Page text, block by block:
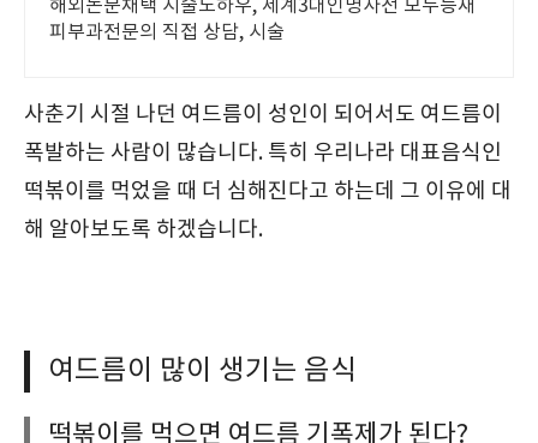
해외논문채택 시술노하우, 세계3대인명사전 모두등재
피부과전문의 직접 상담, 시술
사춘기 시절 나던 여드름이 성인이 되어서도 여드름이
폭발하는 사람이 많습니다. 특히 우리나라 대표음식인
떡볶이를 먹었을 때 더 심해진다고 하는데 그 이유에 대
해 알아보도록 하겠습니다.
여드름이 많이 생기는 음식
떡볶이를 먹으면 여드름 기폭제가 된다?